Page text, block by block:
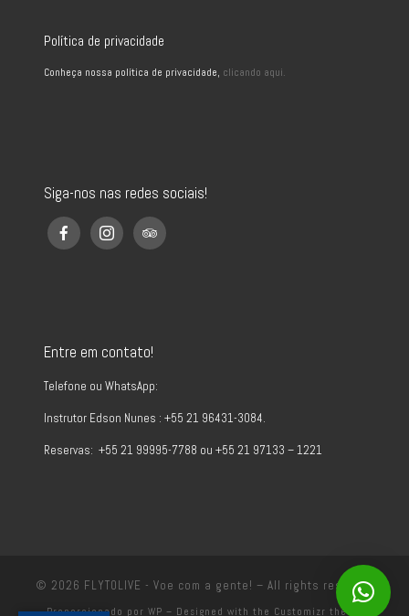
Política de privacidade
Conheça nossa política de privacidade, clicando aqui.
Siga-nos nas redes sociais!
Entre em contato!
Telefone ou WhatsApp:
Instrutor Edson Nunes : +55 21 96431-3084.
Reservas: +55 21 99995-7788 ou +55 21 97133 – 1221
© 2026 FLYTOLIVE - Voe com a gente! – All rights reserved
Proporcionado por WP – Designed with the Customizr theme